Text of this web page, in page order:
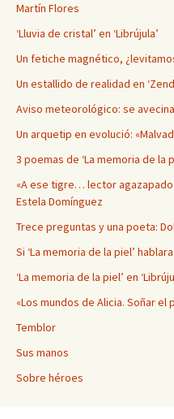
Martín Flores
‘Lluvia de cristal’ en ‘Librújula’
Un fetiche magnético,
Un estallido de realidad en
Aviso meteorológico: se avecina
Un arquetip en evolució:
3 poemas de ‘La memoria de la
«A ese tigre… lector
Estela Domínguez
Trece preguntas y una poeta:
Si ‘La memoria de la piel’
‘La memoria de la piel’ en
«Los mundos de Alicia. Soñar el
Temblor
Sus manos
Sobre héroes